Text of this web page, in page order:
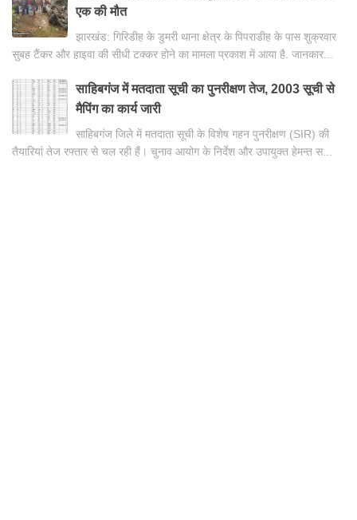
एक की मौत
झारखंड: गिरिडीह के डुमरी थाना क्षेत्र के पिपराडीह के पास शुक्रवार
सुबह टैंकर और हाइवा की सीधी टक्कर होने का मामला प्रकाश में आया है. जानकार...
साहिबगंज में मतदाता सूची का पुनरीक्षण तेज, 2003 सूची से
मैपिंग का कार्य जारी
साहिबगंज जिले में मतदाता सूची के विशेष गहन पुनरीक्षण (SIR) की
तैयारियां तेज रफ्तार से चल रही हैं। चुनाव आयोग के निर्देश और उपायुक्त हेमन्त स...